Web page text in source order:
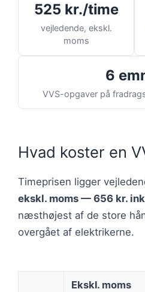
525 kr./time
vejledende, ekskl.
moms
6
VVS-opgaver på
Hvad koster en
Timeprisen ligger
ekskl. moms — 656 kr.
næsthøjest af de store
overgået af elektrikerne.
Ekskl. moms